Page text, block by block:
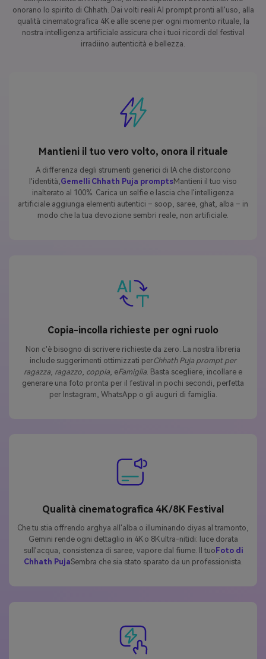
onorano lo spirito di Chhath. Dai volti reali AI prompt pronti all'uso, alla
qualità cinematografica 4K e alle scene per ogni momento rituale, la
nostra intelligenza artificiale assicura che i tuoi ricordi del festival
irradiino autenticità e bellezza.
Mantieni il tuo vero volto, onora il rituale
A differenza degli strumenti generici di IA che distorcono
l'identità,Gemelli Chhath Puja promptsMantieni il tuo viso
inalterato al 100%. Carica un selfie e lascia che l'intelligenza
artificiale aggiunga elementi autentici – soop, saree, ghat, alba – in
modo che la tua devozione sembri reale, non artificiale.
Copia-incolla richieste per ogni ruolo
Non c'è bisogno di scrivere richieste da zero. La nostra libreria
include suggerimenti ottimizzati perChhath Puja prompt per
ragazza ragazzo coppia , eFamiglia . Basta scegliere, incollare e
generare una foto pronta per il festival in pochi secondi, perfetta
per Instagram, WhatsApp o gli auguri di famiglia.
Qualità cinematografica 4K/8K Festival
Che tu stia offrendo arghya all'alba o illuminando diyas al tramonto,
Gemini rende ogni dettaglio in 4K o 8K ultra-nitidi: luce dorata
sull'acqua, consistenza di saree, vapore dal fiume. Il tuo Foto di
Chhath PujaSembra che sia stato sparato da un professionista.